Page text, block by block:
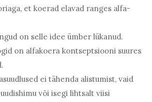
et koerad elavad ranges alfa-
on selle idee ümber lükanud.
on alfakoera kontseptsiooni suures
ei tähenda alistumist, vaid
või isegi lihtsalt viisi